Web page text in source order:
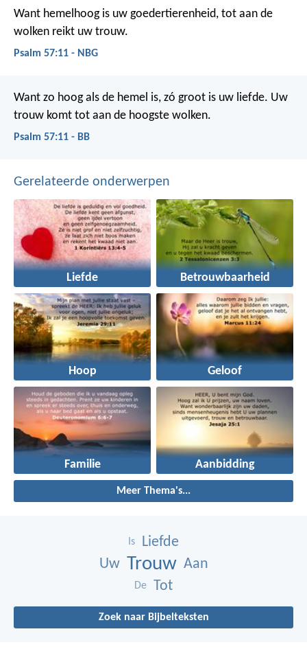
Want hemelhoog is uw goedertierenheid, tot aan de
wolken reikt uw trouw.
Psalm 57:11 - NBG
Want zo hoog als de hemel is, zó groot is uw liefde. Uw
trouw komt tot aan de hoogste wolken.
Psalm 57:11 - BB
Gerelateerde onderwerpen
Liefde Betrouwbaarheid
Hoop Geloof
Familie Aanbidding
Meer Thema's...
Is
Liefde
Uw Trouw Aan
De Tot
Zoek naar Bijbelteksten